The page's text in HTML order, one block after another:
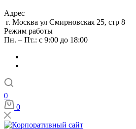
Адрес
г. Москва ул Смирновская 25, стр 8
Режим работы
Пн. – Пт.: с 9:00 до 18:00
0
0